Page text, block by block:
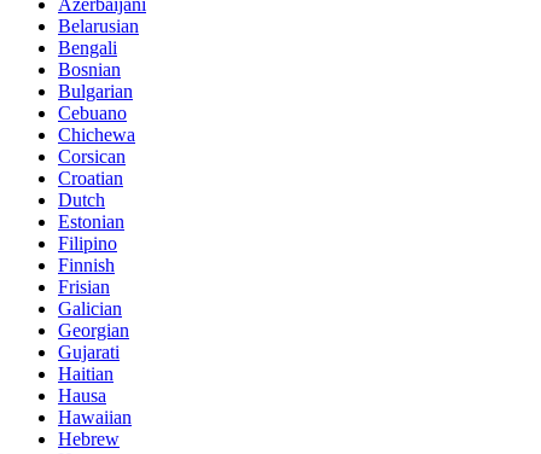
Azerbaijani
Belarusian
Bengali
Bosnian
Bulgarian
Cebuano
Chichewa
Corsican
Croatian
Dutch
Estonian
Filipino
Finnish
Frisian
Galician
Georgian
Gujarati
Haitian
Hausa
Hawaiian
Hebrew